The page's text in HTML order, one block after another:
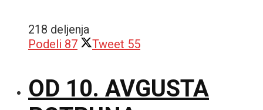
218 deljenja
Podeli 87 Tweet 55
OD 10. AVGUSTA